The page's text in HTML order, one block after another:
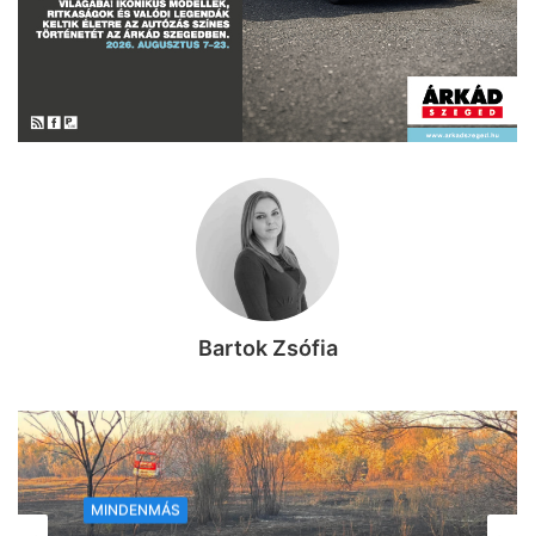
Bartok Zsófia
MINDENMÁS